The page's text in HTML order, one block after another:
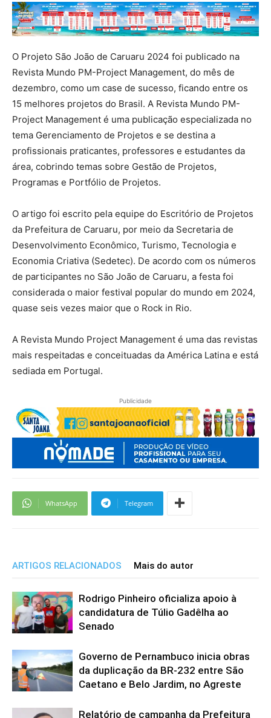
O Projeto São João de Caruaru 2024 foi publicado na
Revista Mundo PM-Project Management, do mês de
dezembro, como um case de sucesso, ficando entre os
15 melhores projetos do Brasil. A Revista Mundo PM-
Project Management é uma publicação especializada no
tema Gerenciamento de Projetos e se destina a
profissionais praticantes, professores e estudantes da
área, cobrindo temas sobre Gestão de Projetos,
Programas e Portfólio de Projetos.
O artigo foi escrito pela equipe do Escritório de Projetos
da Prefeitura de Caruaru, por meio da Secretaria de
Desenvolvimento Econômico, Turismo, Tecnologia e
Economia Criativa (Sedetec). De acordo com os números
de participantes no São João de Caruaru, a festa foi
considerada o maior festival popular do mundo em 2024,
quase seis vezes maior que o Rock in Rio.
A Revista Mundo Project Management é uma das revistas
mais respeitadas e conceituadas da América Latina e está
sediada em Portugal.
Publicidade
WhatsApp Telegram
ARTIGOS RELACIONADOS Mais do autor
Rodrigo Pinheiro oficializa apoio à
candidatura de Túlio Gadêlha ao
Senado
Governo de Pernambuco inicia obras
da duplicação da BR-232 entre São
Caetano e Belo Jardim, no Agreste
Relatório de campanha da Prefeitura